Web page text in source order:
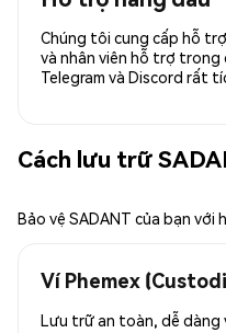
Chúng tôi cung cấp hỗ
và nhân viên hỗ trợ
Telegram và Discord rất
Cách lưu trữ
Bảo vệ SADANT của bạn với
Ví Phemex
Lưu trữ an toàn, dễ dàng